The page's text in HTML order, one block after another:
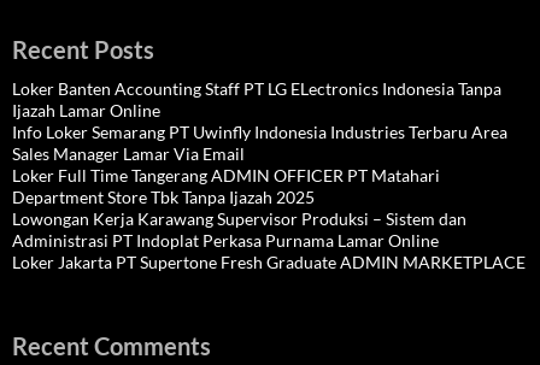
Recent Posts
Loker Banten Accounting Staff PT LG ELectronics Indonesia Tanpa
Ijazah Lamar Online
Info Loker Semarang PT Uwinfly Indonesia Industries Terbaru Area
Sales Manager Lamar Via Email
Loker Full Time Tangerang ADMIN OFFICER PT Matahari
Department Store Tbk Tanpa Ijazah 2025
Lowongan Kerja Karawang Supervisor Produksi – Sistem dan
Administrasi PT Indoplat Perkasa Purnama Lamar Online
Loker Jakarta PT Supertone Fresh Graduate ADMIN MARKETPLACE
Recent Comments